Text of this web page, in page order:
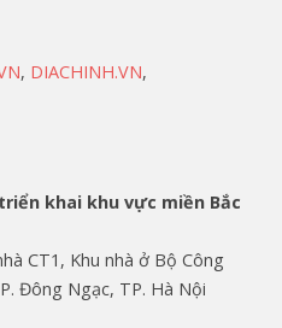
, DIACHINH.VN,
khai khu vực miền Bắc
CT1, Khu nhà ở Bộ Công
Đông Ngạc, TP. Hà Nội